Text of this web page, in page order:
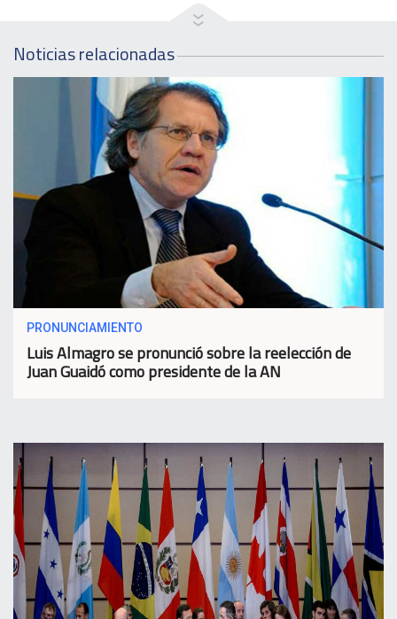
Noticias relacionadas
PRONUNCIAMIENTO
Luis Almagro se pronunció sobre la reelección de
Juan Guaidó como presidente de la AN